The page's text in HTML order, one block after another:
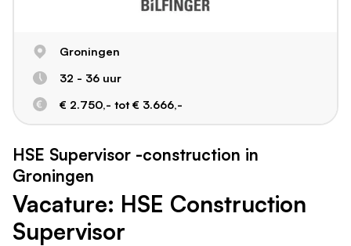
Groningen
32 - 36 uur
€ 2.750,- tot € 3.666,-
HSE Supervisor -construction in
Groningen
Vacature: HSE Construction
Supervisor